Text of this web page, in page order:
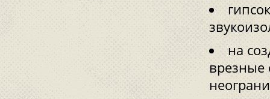
на
врезные